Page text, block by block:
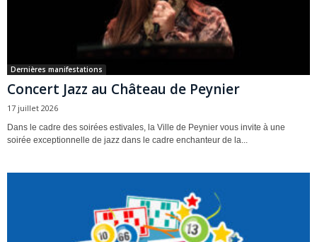
Dernières manifestations
Concert Jazz au Château de Peynier
17 juillet 2026
Dans le cadre des soirées estivales, la Ville de Peynier vous invite à une
soirée exceptionnelle de jazz dans le cadre enchanteur de la...